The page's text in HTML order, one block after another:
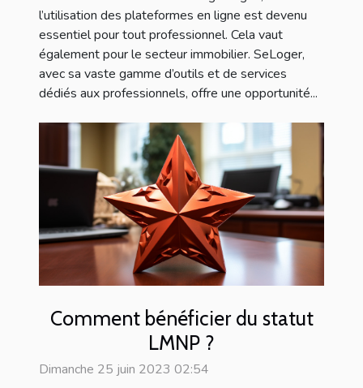
l’utilisation des plateformes en ligne est devenu
essentiel pour tout professionnel. Cela vaut
également pour le secteur immobilier. SeLoger,
avec sa vaste gamme d’outils et de services
dédiés aux professionnels, offre une opportunité...
Comment bénéficier du statut
LMNP ?
Dimanche 25 juin 2023 02:54